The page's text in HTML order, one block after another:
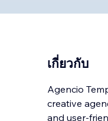
เกี่ยวกับ
Agencio
creative
and user-